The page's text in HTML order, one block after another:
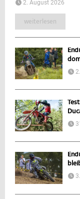
2. August 2026
weiterlesen